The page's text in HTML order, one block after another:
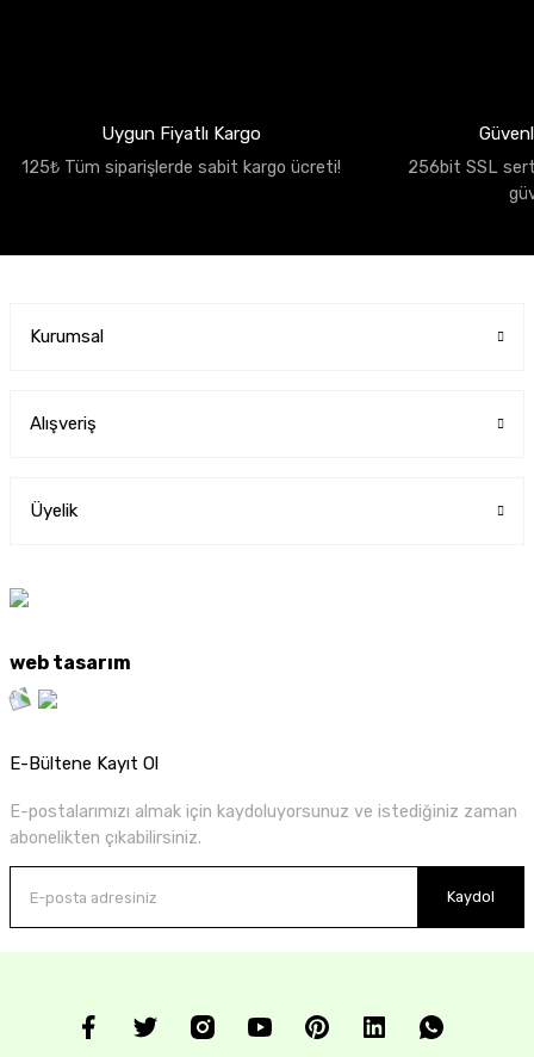
Uygun Fiyatlı Kargo
125₺ Tüm siparişlerde sabit kargo ücreti!
256bit SSL
Kurumsal
Alışveriş
Üyelik
web tasarım
E-Bültene Kayıt Ol
E-postalarımızı almak için kaydoluyorsunuz ve istediğiniz zaman
abonelikten çıkabilirsiniz.
Kaydol